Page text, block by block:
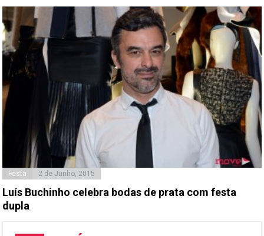
Festa 2 de Junho, 2015
Luís Buchinho celebra bodas de prata com festa
dupla